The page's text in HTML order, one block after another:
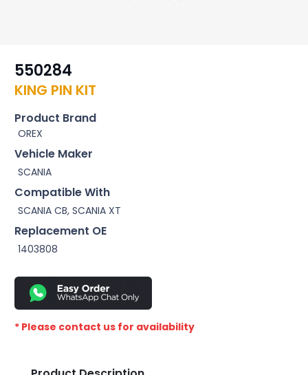
550284
KING PIN KIT
Product Brand
OREX
Vehicle Maker
SCANIA
Compatible With
SCANIA CB, SCANIA XT
Replacement OE
1403808
* Please contact us for availability